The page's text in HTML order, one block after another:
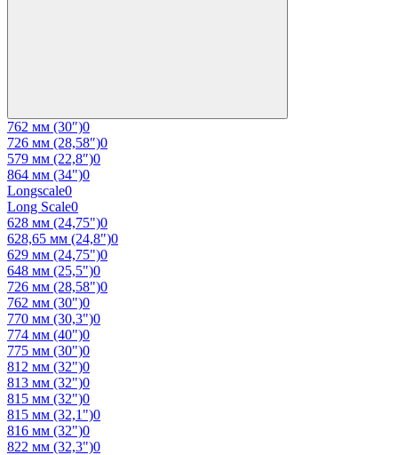
762 мм (30″)0
726 мм (28,58″)0
579 мм (22,8″)0
864 мм (34")0
Longscale0
Long Scale0
628 мм (24,75")0
628,65 мм (24,8")0
629 мм (24,75")0
648 мм (25,5")0
726 мм (28,58")0
762 мм (30")0
770 мм (30,3")0
774 мм (40")0
775 мм (30")0
812 мм (32")0
813 мм (32")0
815 мм (32")0
815 мм (32,1")0
816 мм (32")0
822 мм (32,3")0